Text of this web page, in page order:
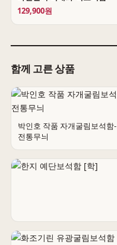
129,900원
함께 고른 상품
박인호 작품 자개굴림보석함-
전통무늬
한지 예단보석함 [학]